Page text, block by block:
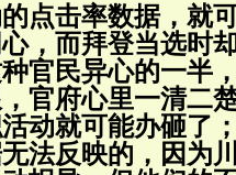
点击率数据，就
，而拜登当选时
官民异心的一半
官府心里一清二
动就可能办砸了
法反映的，因为